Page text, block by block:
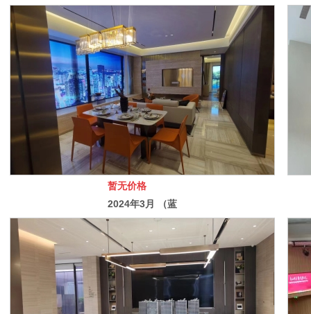
暂无价格
2024年3月 （蓝
城琉翠轩样板房
装修工程）